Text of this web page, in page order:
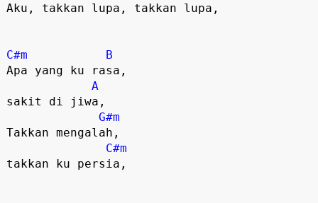
Aku, takkan lupa, takkan lupa,
C#m
B
Apa yang ku rasa,
A
sakit di jiwa,
G#m
Takkan mengalah,
C#m
takkan ku persia,